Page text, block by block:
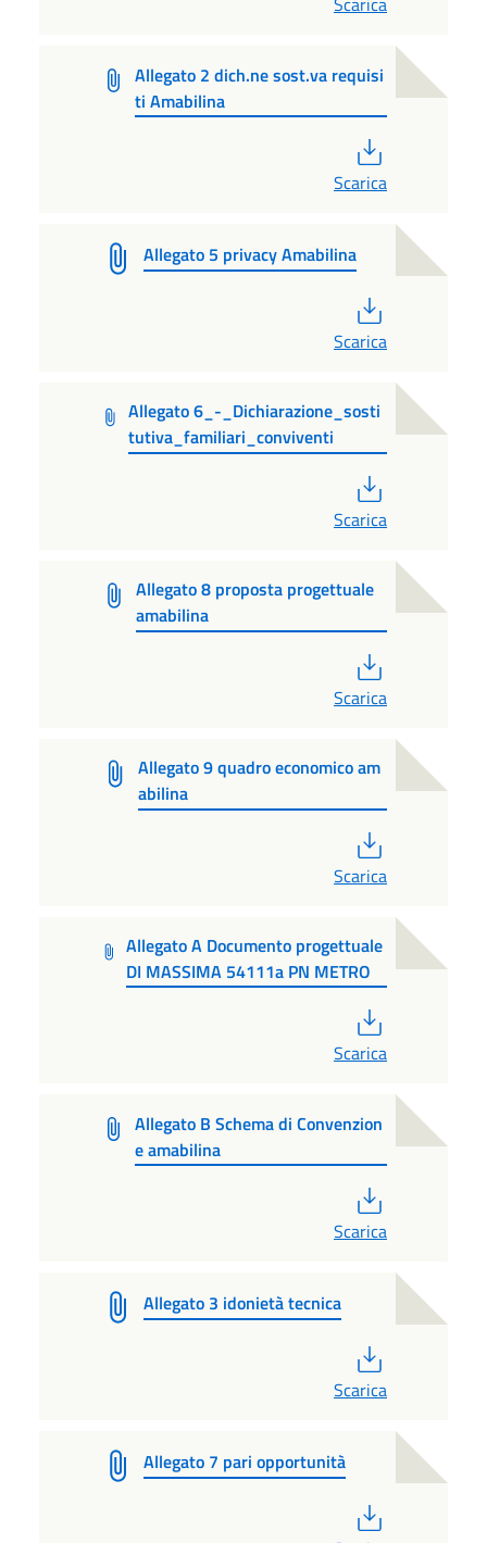
Allegato 2 dich.ne sost.va requisi
ti Amabilina
Scarica
Allegato 5 privacy Amabilina
Scarica
Allegato 6_-_Dichiarazione_sosti
tutiva_familiari_conviventi
Scarica
Allegato 8 proposta progettuale
amabilina
Scarica
Allegato 9 quadro economico am
abilina
Scarica
Allegato A Documento progettuale
DI MASSIMA 54111a PN METRO
Scarica
Allegato B Schema di Convenzion
e amabilina
Scarica
Allegato 3 idonietà tecnica
Scarica
Allegato 7 pari opportunità